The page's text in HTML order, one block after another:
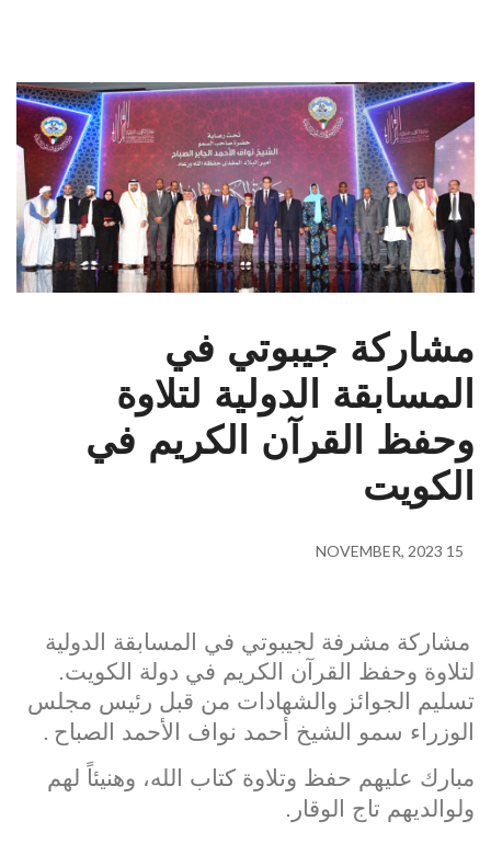
مشاركة جيبوتي في
المسابقة الدولية لتلاوة
وحفظ القرآن الكريم في
الكويت
15 NOVEMBER, 2023
مشاركة مشرفة لجيبوتي في المسابقة الدولية
لتلاوة وحفظ القرآن الكريم في دولة الكويت.
تسليم الجوائز والشهادات من قبل رئيس مجلس
الوزراء سمو الشيخ أحمد نواف الأحمد الصباح .
مبارك عليهم حفظ وتلاوة كتاب الله، وهنيئاً لهم
ولوالديهم تاج الوقار.